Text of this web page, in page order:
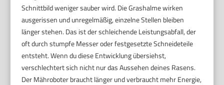
Schnittbild weniger sauber wird. Die Grashalme wirken
ausgerissen und unregelmäßig, einzelne Stellen bleiben
länger stehen. Das ist der schleichende Leistungsabfall, der
oft durch stumpfe Messer oder festgesetzte Schneideteile
entsteht. Wenn du diese Entwicklung übersiehst,
verschlechtert sich nicht nur das Aussehen deines Rasens.
Der Mähroboter braucht länger und verbraucht mehr Energie,